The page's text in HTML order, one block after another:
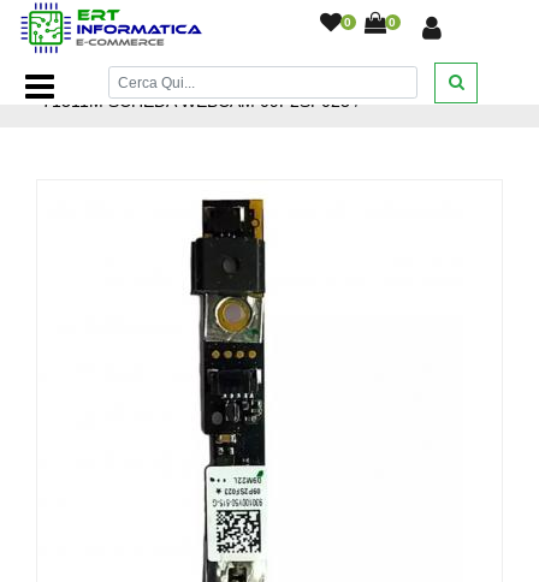
0 0
Home Page/Ricambi Notebook/SONY VAIO PCG-
71311M SCHEDA WEBCAM 09P2SF023/